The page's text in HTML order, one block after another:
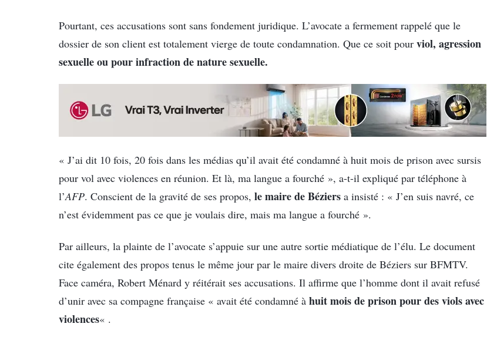
Pourtant, ces accusations sont sans fondement juridique. L’avocate a fermement rappelé que le
dossier de son client est totalement vierge de toute condamnation. Que ce soit pour viol, agression
sexuelle ou pour infraction de nature sexuelle.
« J’ai dit 10 fois, 20 fois dans les médias qu’il avait été condamné à huit mois de prison avec sursis
pour vol avec violences en réunion. Et là, ma langue a fourché », a-t-il expliqué par téléphone à
l’AFP. Conscient de la gravité de ses propos, le maire de Béziers a insisté : « J’en suis navré, ce
n’est évidemment pas ce que je voulais dire, mais ma langue a fourché ».
Par ailleurs, la plainte de l’avocate s’appuie sur une autre sortie médiatique de l’élu. Le document
cite également des propos tenus le même jour par le maire divers droite de Béziers sur BFMTV.
Face caméra, Robert Ménard y réitérait ses accusations. Il affirme que l’homme dont il avait refusé
d’unir avec sa compagne française « avait été condamné à huit mois de prison pour des viols avec
violences« .